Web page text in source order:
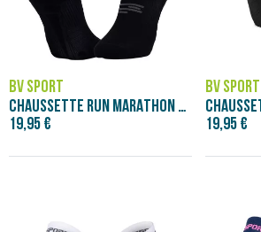
BV SPORT
CHAUSSETTE RUN MARATHON MID NOIR/GRIS
19,95 €
BV SPORT
19,95 €